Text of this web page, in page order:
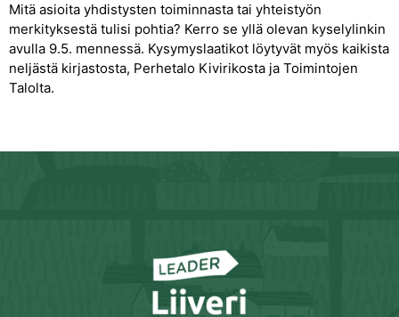
Mitä asioita yhdistysten toiminnasta tai yhteistyön
merkityksestä tulisi pohtia? Kerro se yllä olevan kyselylinkin
avulla 9.5. mennessä. Kysymyslaatikot löytyvät myös kaikista
neljästä kirjastosta, Perhetalo Kivirikosta ja Toimintojen
Talolta.